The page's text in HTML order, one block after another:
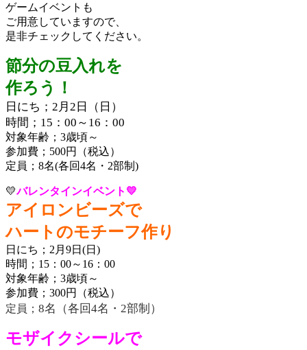
ゲームイベントも
ご用意していますので、
是非チェックしてください。
節分の豆入れを
作ろう！
日にち；2月2日（日）
時間；15：00～16：00
対象年齢；3歳頃～
参加費；500円（税込）
定員；8名(各回4名・2部制)
💛バレンタインイベント💛
アイロンビーズで
ハートのモチーフ作り
日にち；2月9日(日)
時間；15：00～16：00
対象年齢；3歳頃～
参加費；300円（税込）
定員； 8名（各回4名・2部制）
モザイクシールで